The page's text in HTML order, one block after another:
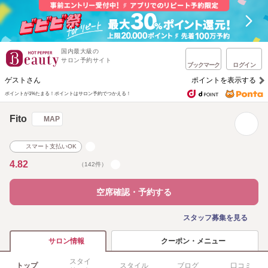
国内最大級の
サロン予約サイト
ブックマーク ログイン
ゲストさん ポイントを表示する
ポイントが1%たまる！ ポイントはサロン予約でつかえる！
Fito MAP
スマート支払いOK
4.82 （142件）
空席確認・予約する
スタッフ募集を見る
サロン情報 クーポン・メニュー
トップ
スタイ
スタイル ブログ 口コミ